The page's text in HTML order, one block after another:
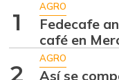
07/25/2026
07/25/2026
1
AGRO
Fedecafe
café en
2
AGRO
Así se